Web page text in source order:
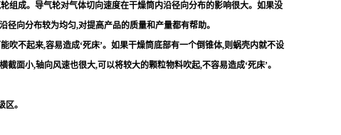
组成。导气轮对气体切向速度在干燥筒内沿径向分布的影响很大。如果没
向分布较为均匀,对提高产品的质量和产量都有帮助。
不起来,容易造成‘死床’。如果干燥筒底部有一个倒锥体,则蜗壳内就不设
面小,轴向风速也很大,可以将较大的颗粒物料吹起,不容易造成‘死床’。
。